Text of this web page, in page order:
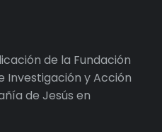
de la Fundación
Investigación y Acción
de Jesús en